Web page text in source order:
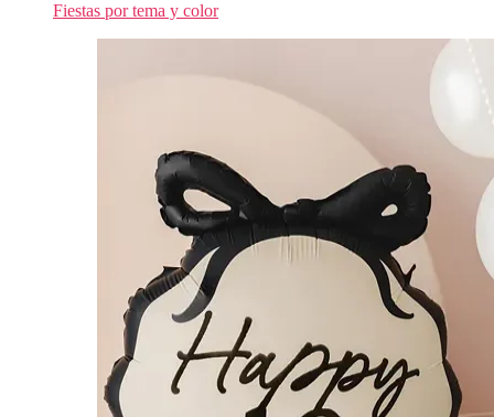
Fiestas por tema y color